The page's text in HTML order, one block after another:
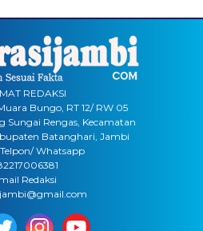
REDAKSI
Bungo, RT 12/ RW 05
Sungai Rengas, Kecamatan
Batanghari, Jambi
Whatsapp
Redaksi